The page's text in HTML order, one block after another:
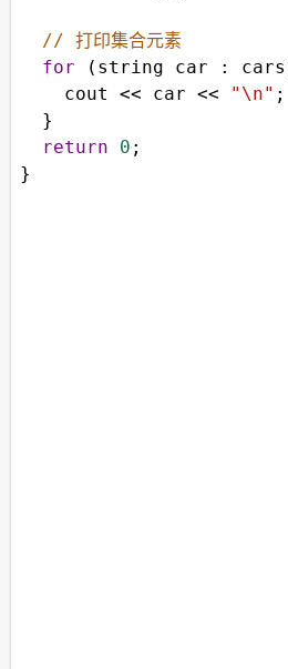
for ( string car : cars
cout
<< car << "\n" ;
  }
return
0 ;
}